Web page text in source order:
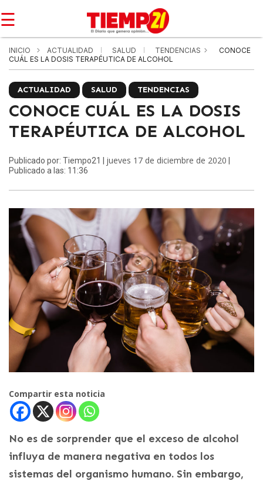
☰
INICIO ACTUALIDAD SALUD TENDENCIAS
CONOCE
CUÁL ES LA DOSIS TERAPÉUTICA DE ALCOHOL
ACTUALIDAD SALUD TENDENCIAS
CONOCE CUÁL ES LA DOSIS
TERAPÉUTICA DE ALCOHOL
Publicado por: Tiempo21 | jueves 17 de diciembre de 2020
Publicado a las: 11:36
Compartir esta noticia
No es de sorprender que el exceso de alcohol
influya de manera negativa en todos los
sistemas del organismo humano. Sin embargo,